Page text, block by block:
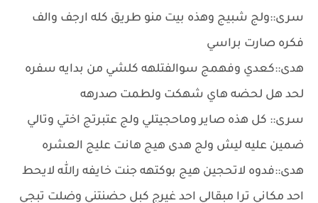
سرى::ولج شبيج وهذه بيت منو طريق كله ارجف والف
فكره صارت براسي
هدى::كعدي وفهمج سوالفتلهه كلشي من بدايه سفره
لحد هل لحضه هاي شهكت ولطمت صدرهه
سرى:: كل هذه صاير وماحجيتلي ولج عتبرتج اختي وتالي
ضمين عليه ليش ولج هدى هيج هانت عليج العشره
هدى::فدوه لاتحجين هيج بوكتهه جنت خايفه رالله لايحط
احد مكاني ترا مبقالي احد غيرج كبل حضنتني وضلت تبجي